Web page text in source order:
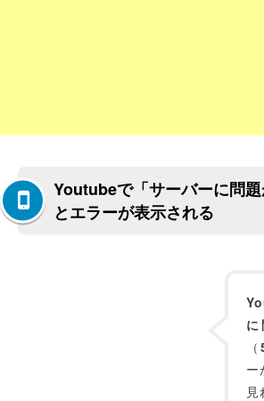
Youtubeで「サーバーに問題
とエラーが表示される
（
ー